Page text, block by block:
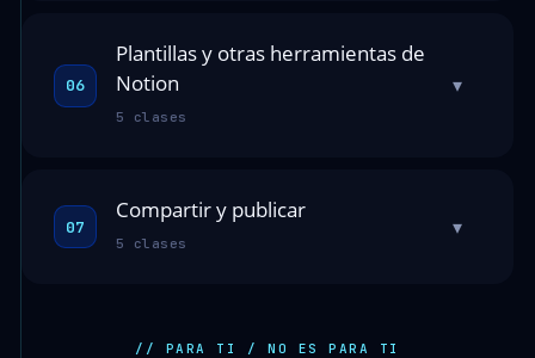
06
Plantillas y otras herramientas de
Notion
5 clases
▾
07
Compartir y publicar
5 clases
▾
// PARA TI / NO ES PARA TI